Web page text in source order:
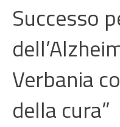
Successo
Verbania
della cura”